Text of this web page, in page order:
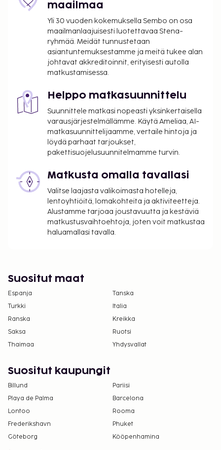
maailmaa
Yli 30 vuoden kokemuksella Sembo on osa
maailmanlaajuisesti luotettavaa Stena-
ryhmää. Meidät tunnustetaan
asiantuntemuksestamme ja meitä tukee alan
johtavat akkreditoinnit, erityisesti autolla
matkustamisessa.
Helppo matkasuunnittelu
Suunnittele matkasi nopeasti yksinkertaisella
varausjärjestelmällämme. Käytä Ameliaa, AI-
matkasuunnittelijaamme, vertaile hintoja ja
löydä parhaat tarjoukset,
pakettisuojelusuunnitelmamme turvin.
Matkusta omalla tavallasi
Valitse laajasta valikoimasta hotelleja,
lentoyhtiöitä, lomakohteita ja aktiviteetteja.
Alustamme tarjoaa joustavuutta ja kestäviä
matkustusvaihtoehtoja, joten voit matkustaa
haluamallasi tavalla.
Suositut maat
Espanja
Tanska
Turkki
Italia
Ranska
Kreikka
Saksa
Ruotsi
Thaimaa
Yhdysvallat
Suositut kaupungit
Billund
Pariisi
Playa de Palma
Barcelona
Lontoo
Rooma
Frederikshavn
Phuket
Göteborg
Kööpenhamina